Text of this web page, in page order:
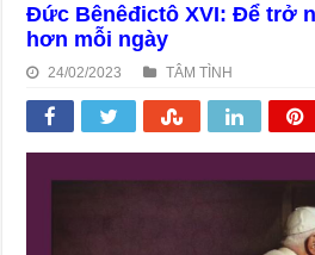
Đức Bênêđictô XVI: Để trở
hơn mỗi ngày
24/02/2023 TÂM TÌNH